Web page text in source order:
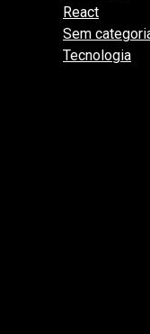
React
Sem
Tecnologia